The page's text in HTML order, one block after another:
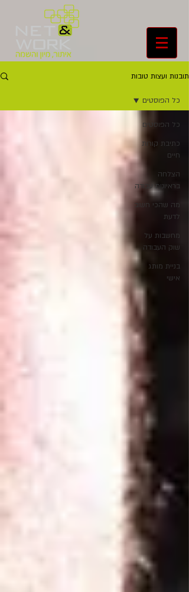
תובנות ועצות טובות
כל הפוסטים
כתיבת קורות
חיים
הצלחה
בראיונות עבודה
מה שהכי חשוב
לדעת
מחשבות על
שוק העבודה
בניית מותג
אישי
כל הפוסטים